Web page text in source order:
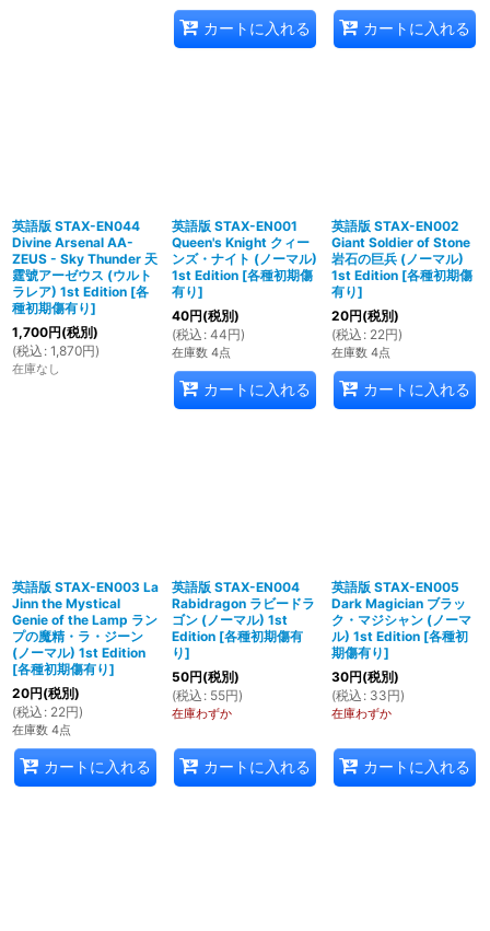
カートに入れる カートに入れる
英語版 STAX-EN044
Divine Arsenal AA-
ZEUS - Sky Thunder 天
霆號アーゼウス (ウルト
ラレア) 1st Edition [各
種初期傷有り]
1,700円(税別)
(税込 : 1,870円)
在庫なし
英語版 STAX-EN001
Queen's Knight クィー
ンズ・ナイト (ノーマル)
1st Edition [各種初期傷
有り]
40円(税別)
(税込 : 44円)
在庫数 4点
カートに入れる
英語版 STAX-EN002
Giant Soldier of Stone
岩石の巨兵 (ノーマル)
1st Edition [各種初期傷
有り]
20円(税別)
(税込 : 22円)
在庫数 4点
カートに入れる
英語版 STAX-EN003 La
Jinn the Mystical
Genie of the Lamp ラン
プの魔精・ラ・ジーン
(ノーマル) 1st Edition
[各種初期傷有り]
20円(税別)
(税込 : 22円)
在庫数 4点
カートに入れる
英語版 STAX-EN004
Rabidragon ラビードラ
ゴン (ノーマル) 1st
Edition [各種初期傷有
り]
50円(税別)
(税込 : 55円)
在庫わずか
カートに入れる
英語版 STAX-EN005
Dark Magician ブラッ
ク・マジシャン (ノーマ
ル) 1st Edition [各種初
期傷有り]
30円(税別)
(税込 : 33円)
在庫わずか
カートに入れる